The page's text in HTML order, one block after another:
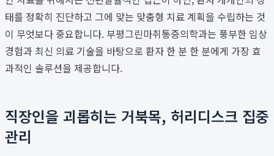
태를 정확히 진단하고 그에 맞는 맞춤형 치료 계획을 수립하는 것
이 무엇보다 중요합니다. 부평그린마취통증의학과는 풍부한 임상
경험과 최신 의료 기술을 바탕으로 환자 한 분 한 분에게 가장 효
과적인 솔루션을 제공합니다.
직장인을 괴롭히는 거북목, 허리디스크 집중
관리